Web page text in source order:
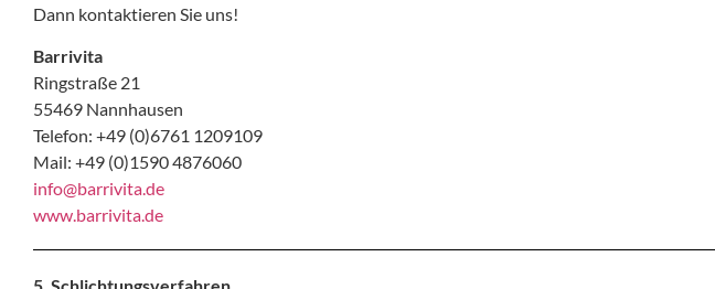
Dann kontaktieren Sie uns!
Barrivita
Ringstraße 21
55469 Nannhausen
Telefon: +49 (0)6761 1209109
Mail: +49 (0)1590 4876060
info@barrivita.de
www.barrivita.de